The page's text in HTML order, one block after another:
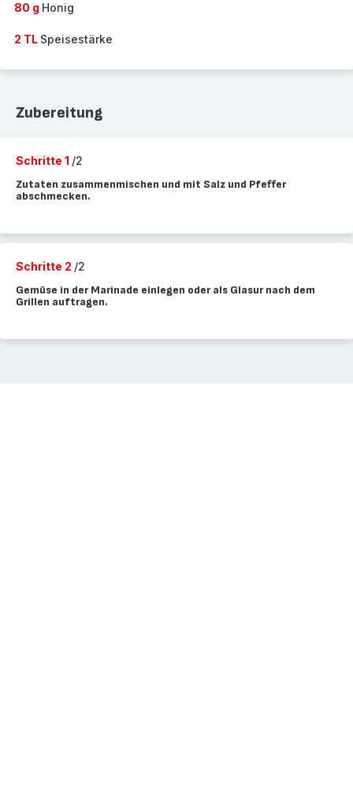
80 g Honig
2 TL Speisestärke
Zubereitung
Schritte 1 /2
Zutaten zusammenmischen und mit Salz und Pfeffer
abschmecken.
Schritte 2 /2
Gemüse in der Marinade einlegen oder als Glasur nach dem
Grillen auftragen.